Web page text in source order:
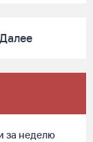
Далее
за неделю